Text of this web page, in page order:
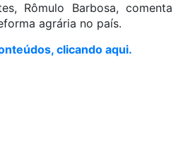
Rômulo Barbosa, comenta
agrária no país.
clicando aqui.